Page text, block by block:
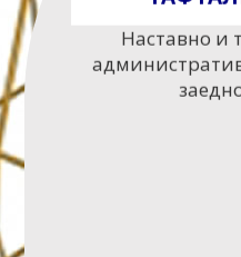
добијат повеќе